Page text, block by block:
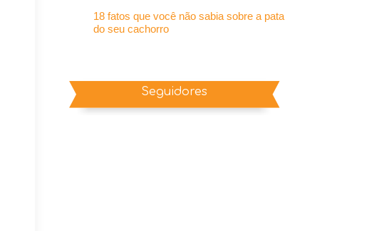
18 fatos que você não sabia sobre a pata
do seu cachorro
Seguidores